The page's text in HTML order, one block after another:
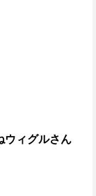
ウィグルさん